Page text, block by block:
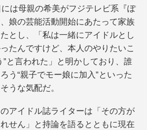
は母親の希美がフジテレビ系『ぽ
娘の芸能活動開始にあたって家族
とし、「私は一緒にアイドルとし
たんですけど、本人のやりたいこ
”と言われた」と明かしており、誰
う“親子でモー娘に加入”といった
うな気配だ。
アイドル誌ライターは「その方が
せん」と持論を語るとともに現在